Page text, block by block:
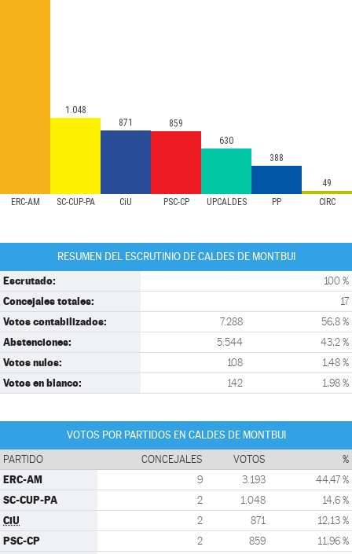
ERC-AM SC-CUP-PA CiU PSC-CP UPCALDES PP CIRC
1.048
871
859
630
388
49
RESUMEN DEL ESCRUTINIO DE CALDES DE MONTBUI
Escrutado: 100 %
Concejales totales: 17
Votos contabilizados: 7.288 56,8 %
Abstenciones: 5.544 43,2 %
Votos nulos: 108 1,48 %
Votos en blanco: 142 1,98 %
VOTOS POR PARTIDOS EN CALDES DE MONTBUI
PARTIDO CONCEJALES VOTOS %
ERC-AM 9 3.193 44,47 %
SC-CUP-PA 2 1.048 14,6 %
CiU 2 871 12,13 %
PSC-CP 2 859 11,96 %